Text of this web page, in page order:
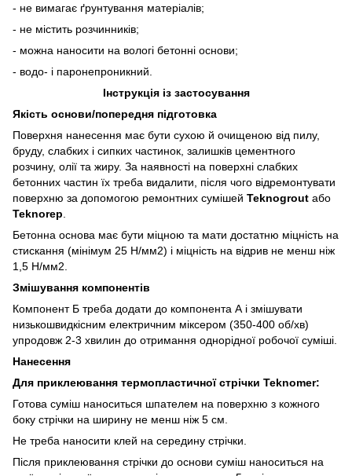
- не вимагає ґрунтування матеріалів;
- не містить розчинників;
- можна наносити на вологі бетонні основи;
- водо- і паронепроникний.
Інструкція із застосування
Якість основи/попередня підготовка
Поверхня нанесення має бути сухою й очищеною від пилу,
бруду, слабких і сипких частинок, залишків цементного
розчину, олії та жиру. За наявності на поверхні слабких
бетонних частин їх треба видалити, після чого відремонтувати
поверхню за допомогою ремонтних сумішей Teknogrout або
Teknorep
Бетонна основа має бути міцною та мати достатню міцність на
стискання (мінімум 25 Н/мм2) і міцність на відрив не менш ніж
1,5 Н/мм2.
Змішування компонентів
Компонент Б треба додати до компонента А і змішувати
низькошвидкісним електричним міксером (350-400 об/хв)
упродовж 2-3 хвилин до отримання однорідної робочої суміші.
Нанесення
Для приклеювання термопластичної стрічки Teknomer:
Готова суміш наноситься шпателем на поверхню з кожного
боку стрічки на ширину не менш ніж 5 см.
Не треба наносити клей на середину стрічки.
Після приклеювання стрічки до основи суміш наноситься на